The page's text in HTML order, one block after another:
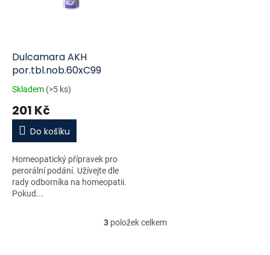
Dulcamara AKH
por.tbl.nob.60xC99
Skladem (>5 ks)
201 Kč
Do košíku
Homeopatický přípravek pro
perorální podání. Užívejte dle
rady odborníka na homeopatii.
Pokud...
O
3položek celkem